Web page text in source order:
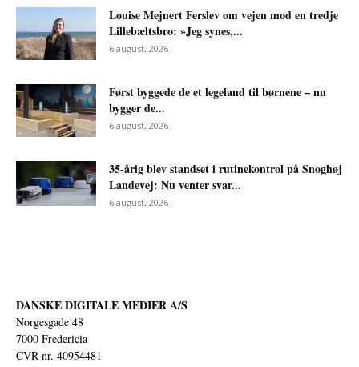
Louise Mejnert Ferslev om vejen mod en tredje
Lillebæltsbro: »Jeg synes,...
6 august, 2026
Først byggede de et legeland til børnene – nu
bygger de...
6 august, 2026
35-årig blev standset i rutinekontrol på Snoghøj
Landevej: Nu venter svar...
6 august, 2026
DANSKE DIGITALE MEDIER A/S
Norgesgade 48
7000 Fredericia
CVR nr. 40954481